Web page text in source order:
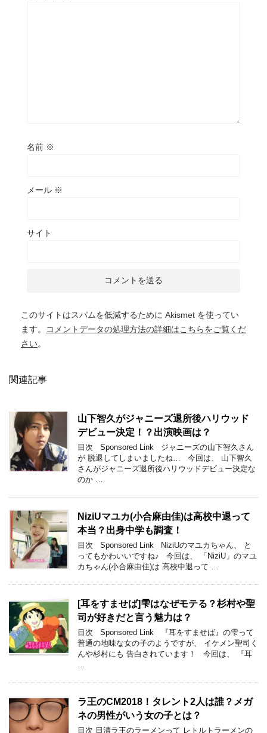
名前 ※
メール ※
サイト
このサイトはスパムを低減するために Akismet を使ってい
ます。
コメントデータの処理方法の詳細はこちらをご覧くだ
さい。
関連記事
山下智久がジャニーズ退所後ハリウッド
デビュー決定！？出演映画は？
目次 Sponsored Link ジャニーズの山下智久さん
が 脱退してしまいましたね… 今回は、 山下智久
さんがジャニーズ退所後ハリウッドデビュー決定な
のか …
NiziUマユカ(小合麻由佳)は高校中退って
本当？出身中学も調査！
目次 Sponsored Link NiziUのマユカちゃん、 と
ってもかわいいですね♪ 今回は、 「NiziU」のマユ
カちゃん(小合麻由佳)は 高校中退って …
[耳をすませば]雫はなぜモテる？杉村や聖
司が好きだと言う魅力は？
目次 Sponsored Link 『耳をすませば』の雫って
普通の地味な女の子のようですが、 イケメン聖司く
んや杉村にも 告白されています！ 今回は、 『耳
…
ラ王のCM2018！タレント2人は誰？メガ
ネの男性がいう女の子とは？
目次 日清ラ王のラーメンって レトルトラーメンの